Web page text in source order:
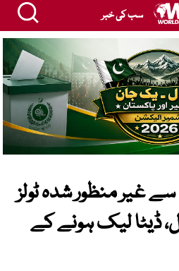
سب کی خبر
غیر منظور شدہ ٹولز
ڈیٹا لیک ہونے کے